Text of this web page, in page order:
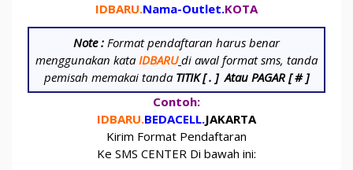
IDBARU.Nama-Outlet.KOTA
Note : Format pendaftaran harus benar
menggunakan kata IDBARU di awal format sms, tanda
pemisah memakai tanda TITIK [ . ]Atau PAGAR [ # ]
Contoh:
IDBARU.BEDACELL.JAKARTA
Kirim Format Pendaftaran
Ke SMS CENTER Di bawah ini: